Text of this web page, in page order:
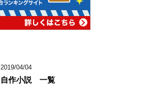
2019/04/04
自作小説 一覧